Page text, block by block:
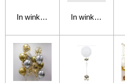
In winkelwagen In winkelwagen